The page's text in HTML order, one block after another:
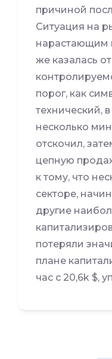
причиной
Ситуация на
нарастающим
же казалась
порог, как
технический,
несколько
отскочил,
цепную
к тому, что
секторе,
другие
потеряли
плане
час с 20,6k $,